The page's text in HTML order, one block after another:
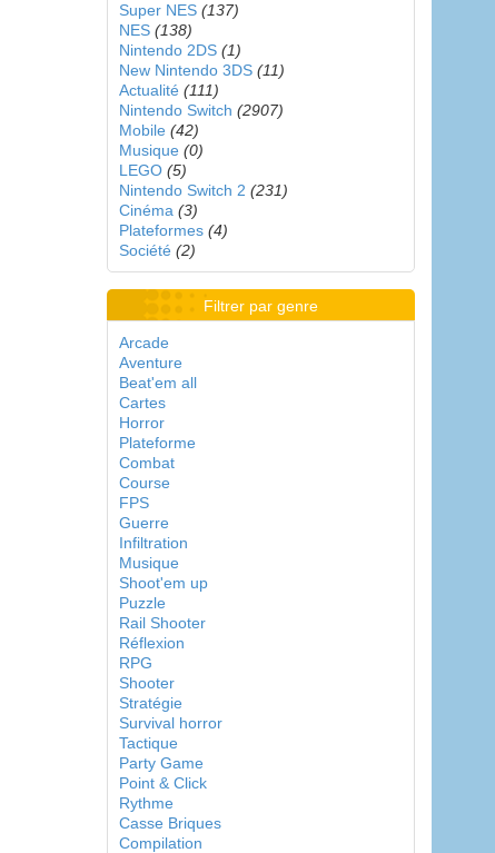
Super NES (137)
NES (138)
Nintendo 2DS (1)
New Nintendo 3DS (11)
Actualité (111)
Nintendo Switch (2907)
Mobile (42)
Musique (0)
LEGO (5)
Nintendo Switch 2 (231)
Cinéma (3)
Plateformes (4)
Société (2)
Filtrer par genre
Arcade
Aventure
Beat'em all
Cartes
Horror
Plateforme
Combat
Course
FPS
Guerre
Infiltration
Musique
Shoot'em up
Puzzle
Rail Shooter
Réflexion
RPG
Shooter
Stratégie
Survival horror
Tactique
Party Game
Point & Click
Rythme
Casse Briques
Compilation